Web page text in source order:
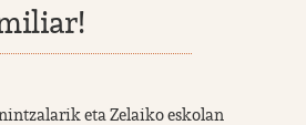
eta Zelaiko eskolan